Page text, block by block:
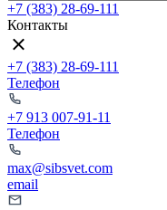
+7 (383) 28-69-111
Контакты
+7 (383) 28-69-111
Телефон
+7 913 007-91-11
Телефон
max@sibsvet.com
email